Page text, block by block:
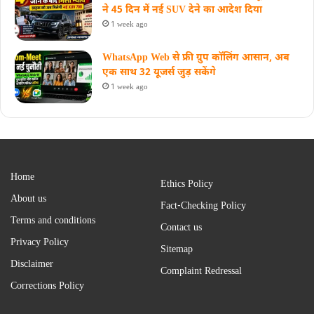
ने 45 दिन में नई SUV देने का आदेश दिया
1 week ago
WhatsApp Web से फ्री ग्रुप कॉलिंग आसान, अब
एक साथ 32 यूजर्स जुड़ सकेंगे
1 week ago
Home
About us
Terms and conditions
Privacy Policy
Disclaimer
Corrections Policy
Ethics Policy
Fact-Checking Policy
Contact us
Sitemap
Complaint Redressal